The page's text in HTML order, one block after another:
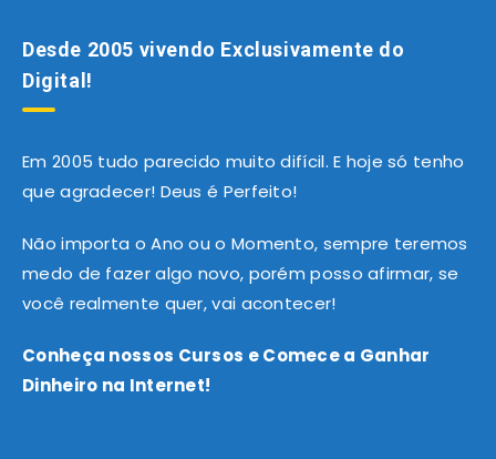
Desde 2005 vivendo Exclusivamente do
Digital!
Em 2005 tudo parecido muito difícil. E hoje só tenho
que agradecer! Deus é Perfeito!
Não importa o Ano ou o Momento, sempre teremos
medo de fazer algo novo, porém posso afirmar, se
você realmente quer, vai acontecer!
Conheça nossos Cursos e Comece a Ganhar
Dinheiro na Internet!